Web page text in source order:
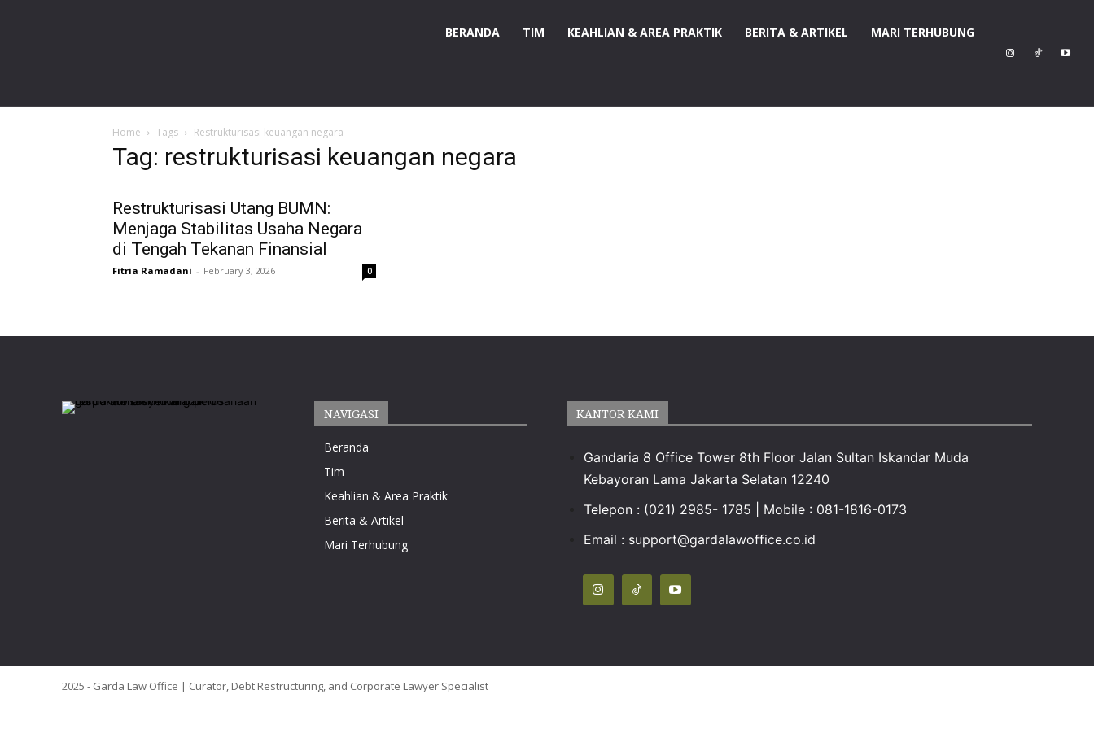
BERANDA TIM KEAHLIAN & AREA PRAKTIK BERITA & ARTIKEL MARI TERHUBUNG
Home Tags Restrukturisasi keuangan negara
Tag: restrukturisasi keuangan negara
Restrukturisasi Utang BUMN:
Menjaga Stabilitas Usaha Negara
di Tengah Tekanan Finansial
Fitria Ramadani - February 3, 2026 0
NAVIGASI
Beranda
Tim
Keahlian & Area Praktik
Berita & Artikel
Mari Terhubung
KANTOR KAMI
Gandaria 8 Office Tower 8th Floor Jalan Sultan Iskandar Muda
Kebayoran Lama Jakarta Selatan 12240
Telepon : (021) 2985- 1785 | Mobile : 081-1816-0173
Email : support@gardalawoffice.co.id
2025 - Garda Law Office | Curator, Debt Restructuring, and Corporate Lawyer Specialist